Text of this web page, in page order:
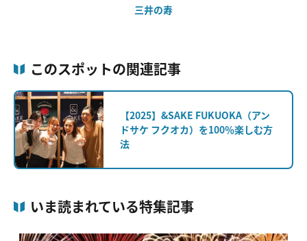
三井の寿
このスポットの関連記事
【2025】&SAKE FUKUOKA（アン
ドサケ フクオカ）を100％楽しむ方
法
いま読まれている特集記事